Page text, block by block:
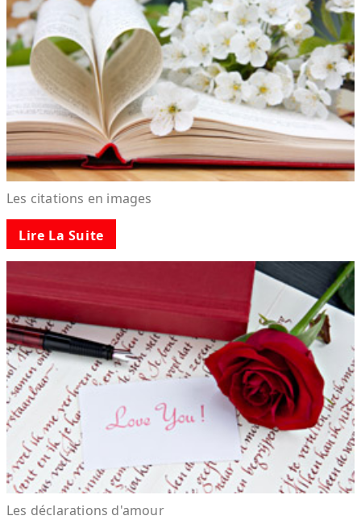
Les citations en images
Lire La Suite
Les déclarations d'amour